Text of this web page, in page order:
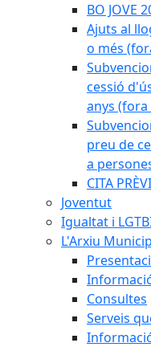
BO JOVE
Ajuts al
o més
cessió
anys
preu de
a
CITA
Joventut
Igualtat i
L'Arxiu
Consultes
Serveis